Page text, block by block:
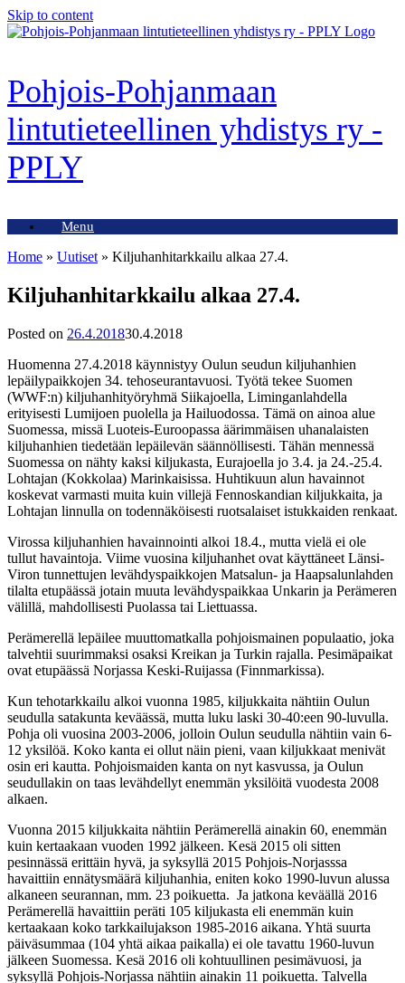
Skip to content
Pohjois-Pohjanmaan
lintutieteellinen yhdistys ry -
PPLY
Menu
Home » Uutiset » Kiljuhanhitarkkailu alkaa 27.4.
Kiljuhanhitarkkailu alkaa 27.4.
Posted on 26.4.201830.4.2018
Huomenna 27.4.2018 käynnistyy Oulun seudun kiljuhanhien
lepäilypaikkojen 34. tehoseurantavuosi. Työtä tekee Suomen
(WWF:n) kiljuhanhityöryhmä Siikajoella, Liminganlahdella
erityisesti Lumijoen puolella ja Hailuodossa. Tämä on ainoa alue
Suomessa, missä Luoteis-Euroopassa äärimmäisen uhanalaisten
kiljuhanhien tiedetään lepäilevän säännöllisesti. Tähän mennessä
Suomessa on nähty kaksi kiljukasta, Eurajoella jo 3.4. ja 24.-25.4.
Lohtajan (Kokkolaa) Marinkaisissa. Huhtikuun alun havainnot
koskevat varmasti muita kuin villejä Fennoskandian kiljukkaita, ja
Lohtajan linnulla on todennäköisesti ruotsalaiset istukkaiden renkaat.
Virossa kiljuhanhien havainnointi alkoi 18.4., mutta vielä ei ole
tullut havaintoja. Viime vuosina kiljuhanhet ovat käyttäneet Länsi-
Viron tunnettujen levähdyspaikkojen Matsalun- ja Haapsalunlahden
tilalta etupäässä jotain muuta levähdyspaikkaa Unkarin ja Perämeren
välillä, mahdollisesti Puolassa tai Liettuassa.
Perämerellä lepäilee muuttomatkalla pohjoismainen populaatio, joka
talvehtii suurimmaksi osaksi Kreikan ja Turkin rajalla. Pesimäpaikat
ovat etupäässä Norjassa Keski-Ruijassa (Finnmarkissa).
Kun tehotarkkailu alkoi vuonna 1985, kiljukkaita nähtiin Oulun
seudulla satakunta keväässä, mutta luku laski 30-40:een 90-luvulla.
Pohja oli vuosina 2003-2006, jolloin Oulun seudulla nähtiin vain 6-
12 yksilöä. Koko kanta ei ollut näin pieni, vaan kiljukkaat menivät
osin eri kautta. Pohjoismaiden kanta on nyt kasvussa, ja Oulun
seudullakin on taas levähdellyt enemmän yksilöitä vuodesta 2008
alkaen.
Vuonna 2015 kiljukkaita nähtiin Perämerellä ainakin 60, enemmän
kuin kertaakaan vuoden 1992 jälkeen. Kesä 2015 oli sitten
pesinnässä erittäin hyvä, ja syksyllä 2015 Pohjois-Norjasssa
havaittiin ennätysmäärä kiljuhanhia, eniten koko 1990-luvun alussa
alkaneen seurannan, mm. 23 poikuetta. Ja jatkona keväällä 2016
Perämerellä havaittiin peräti 105 kiljukasta eli enemmän kuin
kertaakaan koko tarkkailujakson 1985-2016 aikana. Yhtä suurta
päiväsummaa (104 yhtä aikaa paikalla) ei ole tavattu 1960-luvun
jälkeen Suomessa. Kesä 2016 oli kohtuullinen pesimävuosi, ja
syksyllä Pohjois-Norjassa nähtiin ainakin 11 poikuetta. Talvella